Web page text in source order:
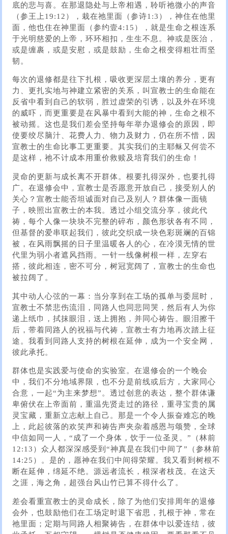
底的悲与喜。在那退隐处与上帝相遇，聆听祂微小的声音
（参王上19:12），栽在祂里面（参诗1:3），神住在他里
面，他也住在神里面（参约壹4:15），就是生命之根连系
于光明慈爱的上帝，环环相扣，生生不息。神或是医治，
或是缠裹，或是安慰，或是鼓励，生命之根变得粗壮而坚
韧。
每次的退修都是往下扎根，吸收更深层土壤的养分，更有
力、更扎实地与神建立紧密的关系，叫宣教士的生命能在
反省中看到自己的软弱，胜过虚荣的引诱，以及外在环境
的威吓，而更重要是在风暴中看到大能的神，生命之根不
被动摇。这也是我们差会坚持每年举办退修会的原因，即
使要绞尽脑汁、花费人力、物力及财力，仍在所不惜，因
宣教士的生命比事工更重要。其实我们的主耶稣又何尝不
是这样，祂不计成本用重价救赎及培育我们的生命！
灵命的更新与成长离不开群体。根要扎得深外，也要扎得
广。在退修会中，宣教士是否愿意开放自己，接受别人的
关心？宣教士能否坦诚面对自己及别人？群体像一面镜
子，映照出宣教士的本我。透过小组交流分享，彼此代
祷，每个人像一块块不完整的碎布，颜色形状各有不同，
但基督的爱串联起我们，彼此交织成一块色彩斑斓的百锦
被，在风雨飘摇的日子里温暖各人的心，在冷漠无情的世
代里为弱小者遮风挡雨。一针一线像树根一样，左穿右
搭，彼此相连，密不可分，树冠宽阔了，宣教士的生命也
被拉阔了。
其中动人心弦的一幕：当分享到在工场的孤单与委屈时，
宣教士不禁悲伤流泪，同路人也同悲同哭，然后有人为你
递上纸巾，拭抹眼泪，送上拥抱，并同心祷告。眼泪擦干
后，带着同路人的祝福与代祷，宣教士有力地再次踏上征
途。我看到同路人支持的树根在延伸，成为一个安全网，
彼此承托。
群体也是实践爱与使命的实验室。在退修会的一个晚会
中，我们不分地域界限，也不分是前线或后方，大家同心
合意，一起“为主来梦想”。透过创意的表达，整个群体谦
卑俯伏在上帝面前，重温先贤走过的路径，重寻宝贵的属
灵宝藏，重新立志献上自己。那是一个令人振奋难忘的晚
上，此起彼落的欢笑声和祷告声夹杂着感恩与颂赞，全球
中信如同一人，“成了一个身体，饮于一位圣灵。”（林前
12:13）众人都深深感受到“神真是在我们中间了”（参林前
14:25）。是的，愿神在我们中间得荣耀。我又看到树根不
断在延伸，绵延不绝。源远者流长，根深者枝茂。在这天
之涯，海之角，超强台风山竹已算不得什么了。
差会看重宣教士的灵命成长，除了为他们安排周年的退修
会外，也鼓励他们在工场定时退下省思，扎根于神，常在
祂里面；定期与同路人相聚祷告，在群体中以爱连结，彼